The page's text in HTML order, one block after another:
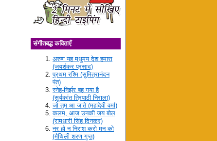
संगीतबद्ध कविताएँ
अरुण यह मधुमय देश हमारा
(जयशंकर प्रसाद)
प्रथम रश्मि (सुमित्रानंदन
पंत)
स्नेह-निर्झर बह गया है
(सूर्यकांत त्रिपाठी निराला)
जो तुम आ जाते (महादेवी वर्मा)
कलम, आज उनकी जय बोल
(रामधारी सिंह दिनकर)
नर हो न निराश करो मन को
(मैथिली शरण गुप्त)